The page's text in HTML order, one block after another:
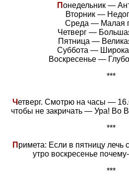
Понедельник —
Вторник —
Среда — Малая
Четверг —
Пятница —
Суббота —
Воскресенье —
***
Четверг. Смотрю на часы —
чтобы не закричать — Ура! Во
***
П римета: Если в пятницу лечь
утро воскресенье
***